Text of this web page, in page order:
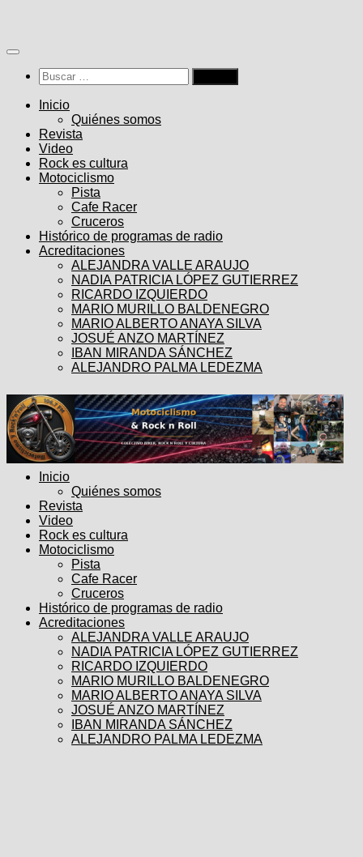
contenido
Buscar:
Inicio
Quiénes somos
Revista
Video
Rock es cultura
Motociclismo
Pista
Cafe Racer
Cruceros
Histórico de programas de radio
Acreditaciones
ALEJANDRA VALLE ARAUJO
NADIA PATRICIA LÓPEZ GUTIERREZ
RICARDO IZQUIERDO
MARIO MURILLO BALDENEGRO
MARIO ALBERTO ANAYA SILVA
JOSUÉ ANZO MARTÍNEZ
IBAN MIRANDA SÁNCHEZ
ALEJANDRO PALMA LEDEZMA
Inicio
Quiénes somos
Revista
Video
Rock es cultura
Motociclismo
Pista
Cafe Racer
Cruceros
Histórico de programas de radio
Acreditaciones
ALEJANDRA VALLE ARAUJO
NADIA PATRICIA LÓPEZ GUTIERREZ
RICARDO IZQUIERDO
MARIO MURILLO BALDENEGRO
MARIO ALBERTO ANAYA SILVA
JOSUÉ ANZO MARTÍNEZ
IBAN MIRANDA SÁNCHEZ
ALEJANDRO PALMA LEDEZMA